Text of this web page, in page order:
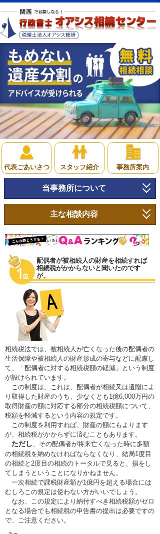
代表ごあいさつ スタッフ紹介 事務所案内
当事務所について
トップページ
相続の流れ
当事務所に依頼するメリット
無料相談会・セミナー情報
Ｑ&Ａ
お客様の声
プライバシーポリシー
アクセス
代表プロフィール
スタッフ紹介
オアシスブログ
主な相談内容
不動産の名義変更
財産調査
相続方法の決定
相続放棄
相続税の申告
配偶者が被相続人の財産を相続すれば
相続税がかからないと聞いたのです
が。
相続税法では、被相続人が亡くなった後の配偶者の
生活保障や被相続人の財産形成の寄与などに配慮し
て、「配偶者に対する相続税額の軽減」という制度
が設けられています。
この制度は、これは、配偶者が相続又は遺贈によ
り取得した財産のうち、少なくとも1億6,000万円の
取得財産の額に対応する部分の相続税額について、
税額を軽減するという内容の規定です。
この制度を利用すれば、財産の額にもよります
が、相続税がかからずに済むこともあります。
ただし 、その配偶者が将来亡くなった時に多額
の相続税を納めなければならなくなり、結局1度目
の相続と2度目の相続のトータルで見ると、損をし
てしまうということになりかねません。
一次相続で課税財産額が1億円を超える場合には
むしろこの規定は使わない方がいいでしょう。
なお、この規定により納付すべき相続税額がゼロ
となる場合でも相続税の申告書の提出は必要ですの
で、ご注意ください。